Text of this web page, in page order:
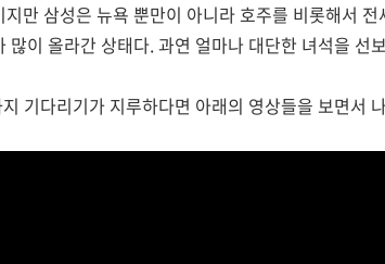
만 삼성은 뉴욕 뿐만이 아니라 호주를 비롯해서
많이 올라간 상태다. 과연 얼마나 대단한 녀석을 선
기다리기가 지루하다면 아래의 영상들을 보면서